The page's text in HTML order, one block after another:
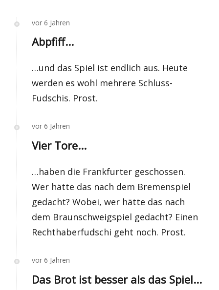
vor 6 Jahren
Abpfiff...
…und das Spiel ist endlich aus. Heute
werden es wohl mehrere Schluss-
Fudschis. Prost.
vor 6 Jahren
Vier Tore...
…haben die Frankfurter geschossen.
Wer hätte das nach dem Bremenspiel
gedacht? Wobei, wer hätte das nach
dem Braunschweigspiel gedacht? Einen
Rechthaberfudschi geht noch. Prost.
vor 6 Jahren
Das Brot ist besser als das Spiel...